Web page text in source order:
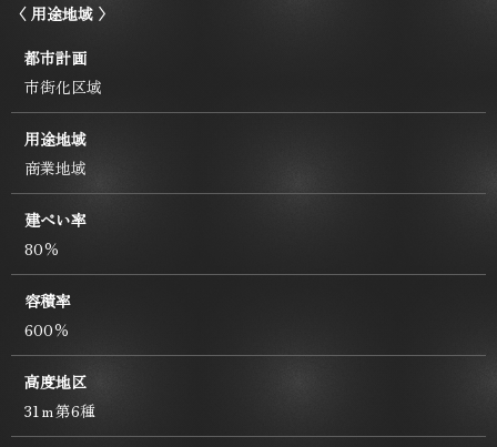
〈 用途地域 〉
都市計画
市街化区域
用途地域
商業地域
建ぺい率
80％
容積率
600％
高度地区
31ｍ第6種